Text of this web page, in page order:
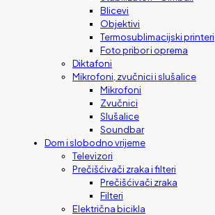
Blicevi
Objektivi
Termosublimacijski printeri
Foto pribor i oprema
Diktafoni
Mikrofoni, zvučnici i slušalice
Mikrofoni
Zvučnici
Slušalice
Soundbar
Dom i slobodno vrijeme
Televizori
Prečišćivači zraka i filteri
Prečišćivači zraka
Filteri
Električna bicikla